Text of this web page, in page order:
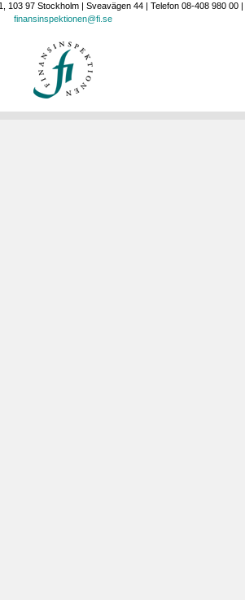
103 97 Stockholm | Sveavägen 44 | Telefon 08-408 980 00 |
finansinspektionen@fi.se